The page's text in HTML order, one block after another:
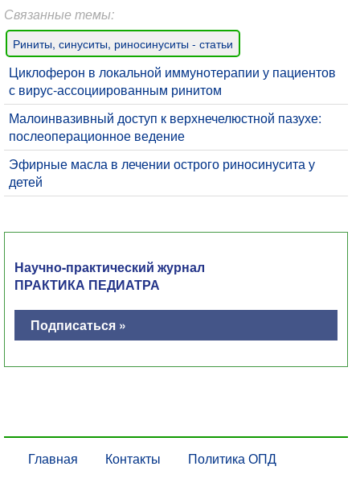
Связанные темы:
Риниты, синуситы, риносинуситы - статьи
Циклоферон в локальной иммунотерапии у пациентов
с вирус-ассоциированным ринитом
​Малоинвазивный доступ к верхнечелюстной пазухе:
послеоперационное ведение
Эфирные масла в лечении острого риносинусита у
детей
Научно-практический журнал
ПРАКТИКА ПЕДИАТРА
Подписаться »
Главная Контакты Политика ОПД